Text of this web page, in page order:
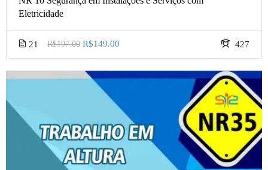
Eletricidade
21 427
R$197.00 R$149.00